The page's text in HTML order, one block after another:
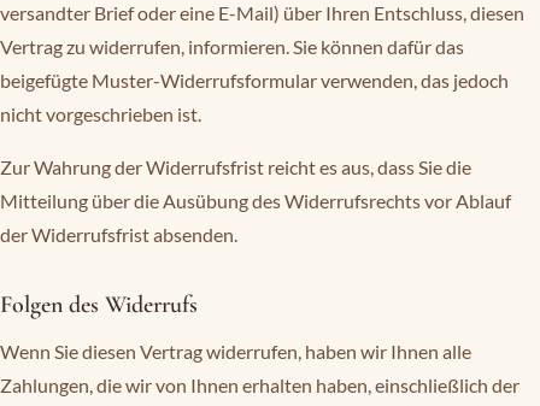
versandter Brief oder eine E-Mail) über Ihren Entschluss, diesen
Vertrag zu widerrufen, informieren. Sie können dafür das
beigefügte Muster-Widerrufsformular verwenden, das jedoch
nicht vorgeschrieben ist.
Zur Wahrung der Widerrufsfrist reicht es aus, dass Sie die
Mitteilung über die Ausübung des Widerrufsrechts vor Ablauf
der Widerrufsfrist absenden.
Folgen des Widerrufs
Wenn Sie diesen Vertrag widerrufen, haben wir Ihnen alle
Zahlungen, die wir von Ihnen erhalten haben, einschließlich der